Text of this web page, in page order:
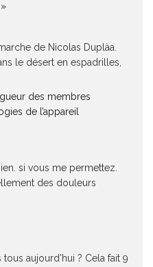
de Nicolas Duplàa.
le désert en espadrilles,
des membres
de l’appareil
si vous me permettez.
des douleurs
aujourd'hui ? Cela fait 9